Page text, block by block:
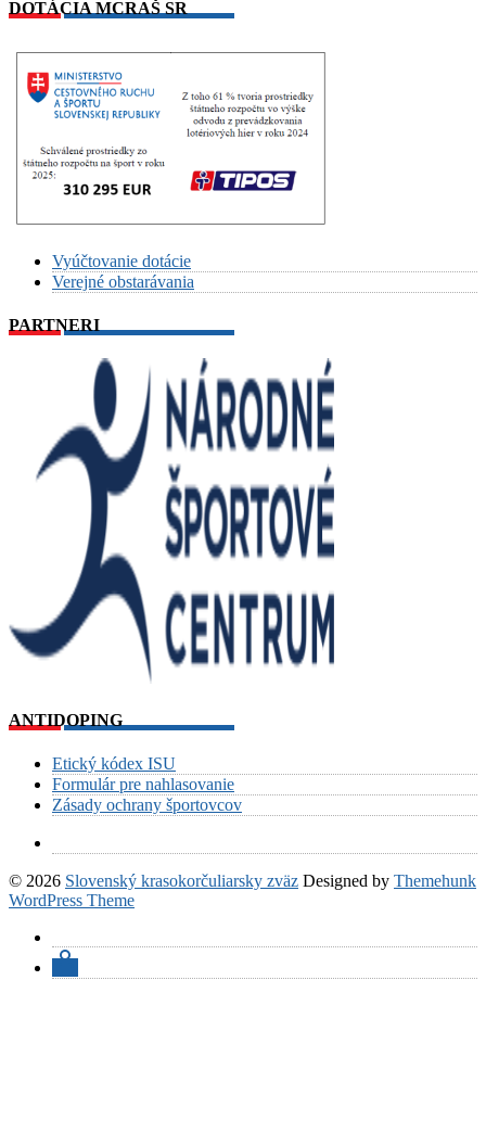
DOTÁCIA MCRAŠ SR
Vyúčtovanie dotácie
Verejné obstarávania
PARTNERI
ANTIDOPING
Etický kódex ISU
Formulár pre nahlasovanie
Zásady ochrany športovcov
© 2026 Slovenský krasokorčuliarsky zväz Designed by Themehunk
WordPress Theme